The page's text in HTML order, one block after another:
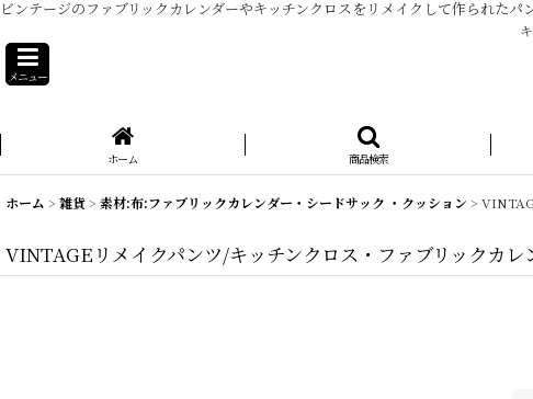
ビンテージのファブリックカレンダーやキッチンクロスをリメイクして作られたパン
メニュー
ホーム 商品検索
ホーム > 雑貨> 素材:布:ファブリックカレンダー・シードサック ・クッション >
VINTAGEリメイクパンツ/キッチンクロス・ファブリックカレ